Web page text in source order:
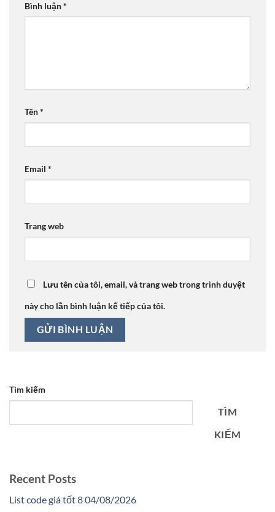
Bình luận*
Tên*
Email *
Trang web
Lưu tên của tôi, email, và trang web trong trình duyệt
này cho lần bình luận kế tiếp của tôi.
Tìm kiếm
TÌM
KIẾM
Recent Posts
List code giá tốt 8 04/08/2026